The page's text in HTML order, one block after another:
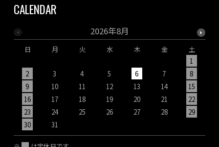
CALENDAR
2026年8月
日 月 火 水 木 金
土
1
2
3 4 5 6 7
8
9
10 11 12 13 14
15
16
17 18 19 20 21
22
23
24 25 26 27 28
29
30
31